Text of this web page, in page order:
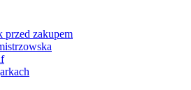
przed zakupem